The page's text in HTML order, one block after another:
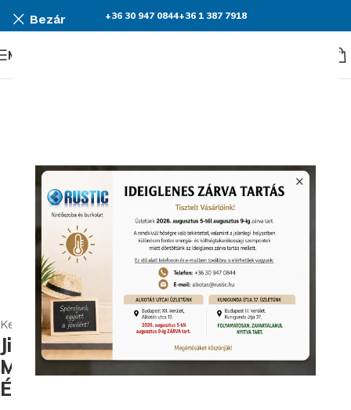
Bezár +36 30 947 0844+36 1 387 7918
Menü
Nagyításhoz kattints ide
Kezdőlap Szaniterek WC Álló WC
Jika Olymp Monoblokkos WC,
Mélyöblítésű, Alsó Kifolyású, Tartály
És Ülőke Nélkül (823617)